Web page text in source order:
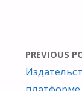
PREVIOUS